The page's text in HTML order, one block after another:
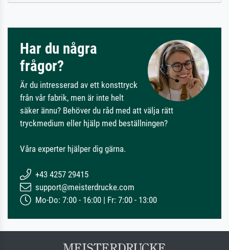
Har du några
frågor?
Är du intresserad av ett konsttryck
från vår fabrik, men är inte helt
säker ännu? Behöver du råd med att välja rätt
tryckmedium eller hjälp med beställningen?
Våra experter hjälper dig gärna.
+43 4257 29415
support@meisterdrucke.com
Mo-Do: 7:00 - 16:00 | Fr: 7:00 - 13:00